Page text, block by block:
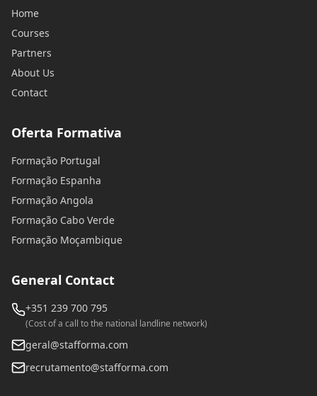
Home
Courses
Partners
About Us
Contact
Oferta Formativa
Formação Portugal
Formação Espanha
Formação Angola
Formação Cabo Verde
Formação Moçambique
General Contact
+351 239 700 795
(Cost of a call to the national landline network)
geral@stafforma.com
recrutamento@stafforma.com